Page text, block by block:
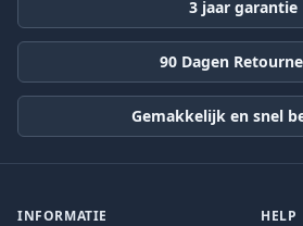
3 jaar garantie
90 Dagen
Gemakkelijk en snel
INFORMATIE HELP